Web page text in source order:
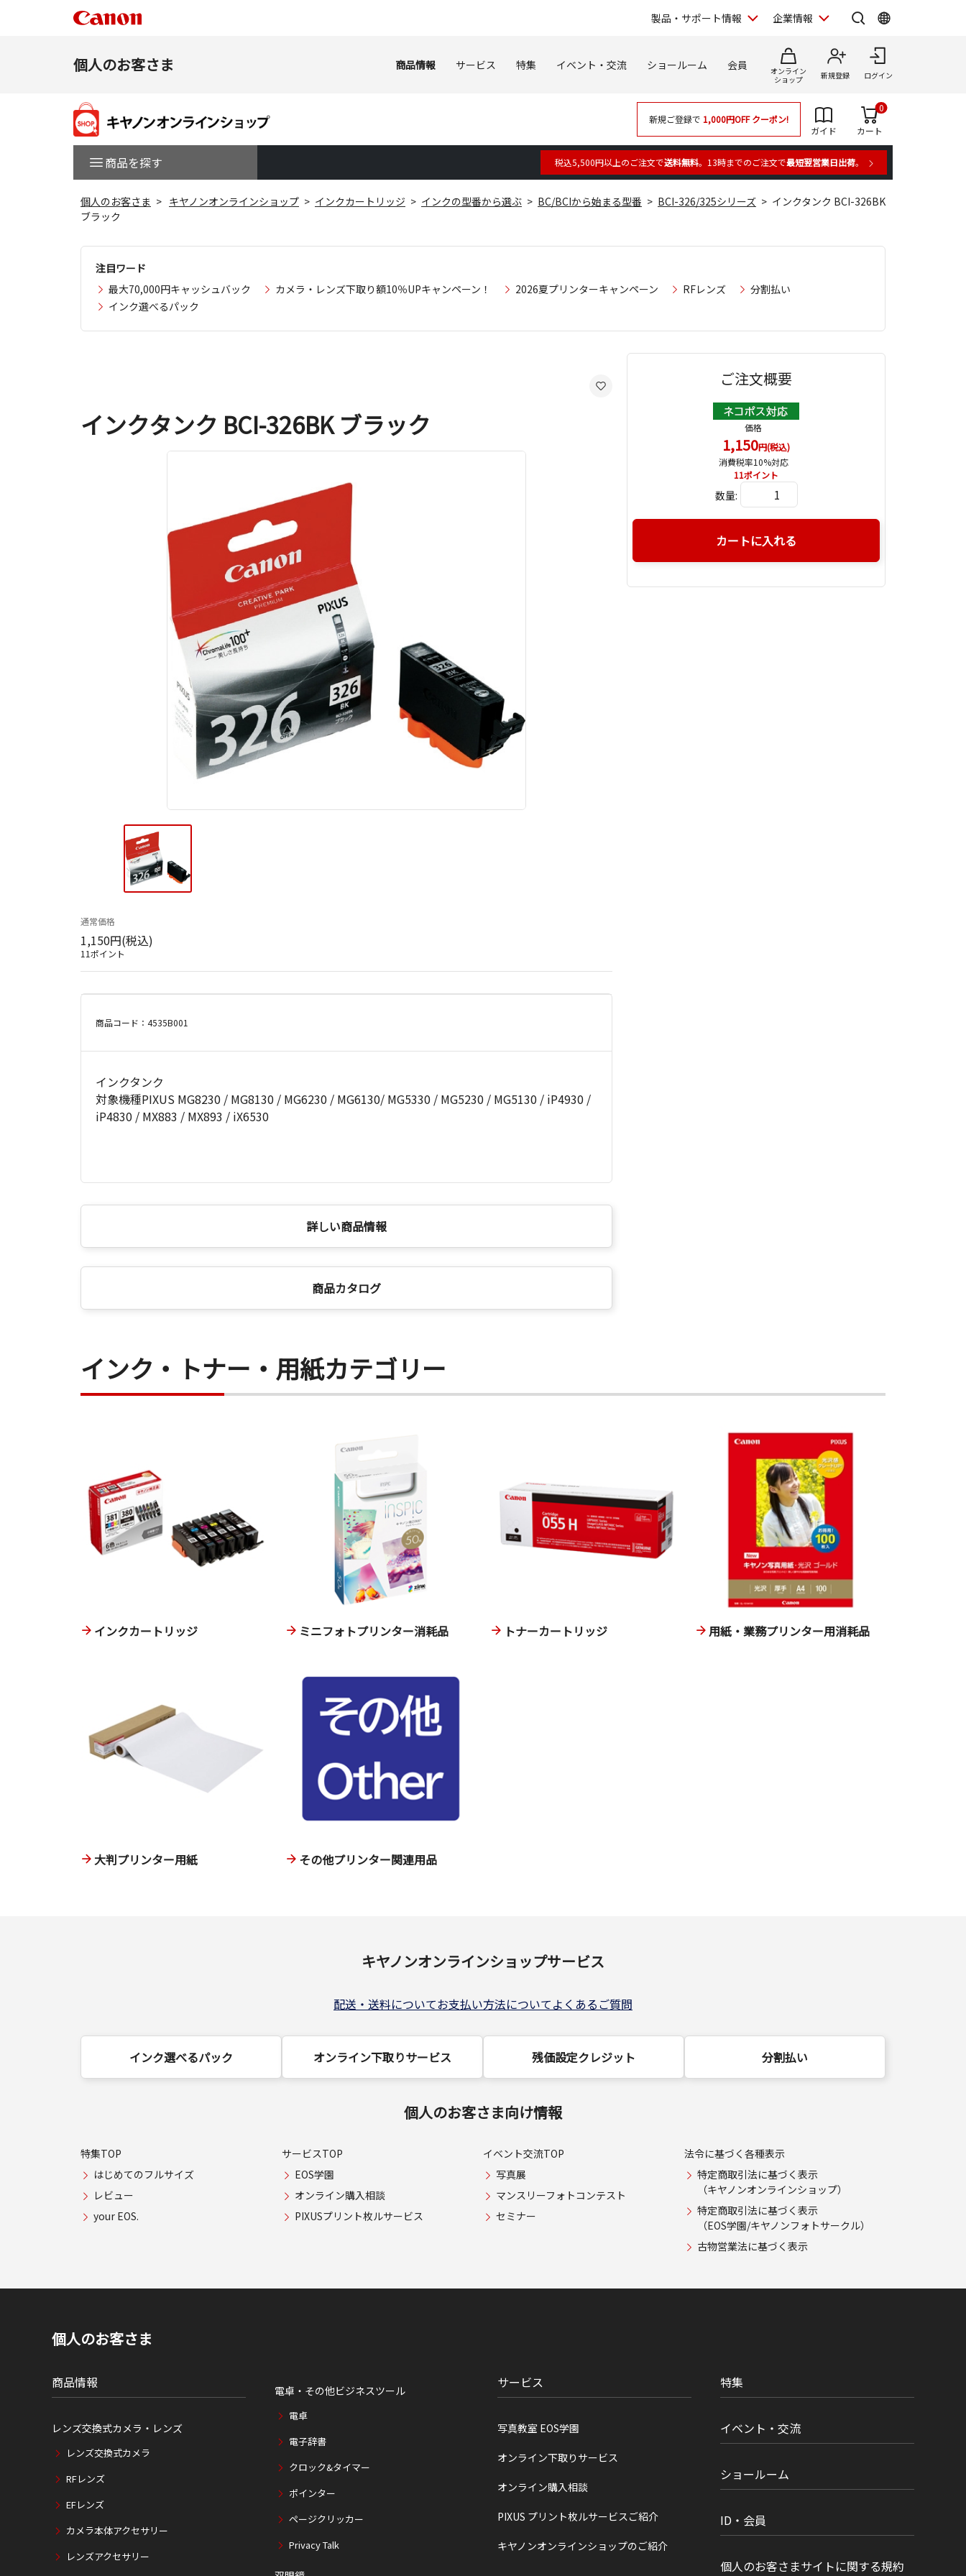
製品・サポート情報 企業情報
個人のお客さま 商品情報 サービス 特集 イベント・交流 ショールーム 会員
オンライン
ショップ
新規登録 ログイン
商品を探す
新規ご登録で 1,000円OFFクーポン!
ガイド
カート
0
税込5,500円以上のご注文で送料無料。13時までのご注文で最短翌営業日出荷。
個人のお客さま キヤノンオンラインショップ インクカートリッジ インクの型番から選ぶ BC/BCIから始まる型番 BCI-326/325シリーズ
インクタンク BCI-326BK
ブラック
注目ワード
最大70,000円キャッシュバック
カメラ・レンズ下取り額10％UPキャンペーン！ 2026夏プリンターキャンペーン RFレンズ
分割払い
インク選べるパック
インクタンク BCI-326BK ブラック
通常価格
1,150円(税込)
11ポイント
商品コード：4535B001
インクタンク
対象機種PIXUS MG8230 / MG8130 / MG6230 / MG6130/ MG5330 / MG5230 / MG5130 / iP4930 /
iP4830 / MX883 / MX893 / iX6530
詳しい商品情報
商品カタログ
ご注文概要
価格
1,150円(税込)
消費税率10%対応
11ポイント
数量:
カートに入れる
インク・トナー・用紙カテゴリー
インクカートリッジ ミニフォトプリンター消耗品 トナーカートリッジ 用紙・業務プリンター用消耗品
大判プリンター用紙 その他プリンター関連用品
キヤノンオンラインショップサービス
配送・送料についてお支払い方法についてよくあるご質問
インク選べるパック オンライン下取りサービス 残価設定クレジット 分割払い
個人のお客さま向け情報
特集TOP
はじめてのフルサイズ
レビュー
your EOS.
サービスTOP
EOS学園
オンライン購入相談
PIXUSプリント枚ルサービス
イベント交流TOP
写真展
マンスリーフォトコンテスト
セミナー
法令に基づく各種表示
特定商取引法に基づく表示
（キヤノンオンラインショップ）
特定商取引法に基づく表示
（EOS学園/キヤノンフォトサークル）
古物営業法に基づく表示
個人のお客さま
商品情報
レンズ交換式カメラ・レンズ
レンズ交換式カメラ
RFレンズ
EFレンズ
カメラ本体アクセサリー
レンズアクセサリー
電卓・その他ビジネスツール
電卓
電子辞書
クロック&タイマー
ポインター
ページクリッカー
Privacy Talk
サービス
写真教室 EOS学園
オンライン下取りサービス
オンライン購入相談
PIXUS プリント枚ルサービスご紹介
キヤノンオンラインショップのご紹介
特集
イベント・交流
ショールーム
ID・会員
個人のお客さまサイトに関する規約